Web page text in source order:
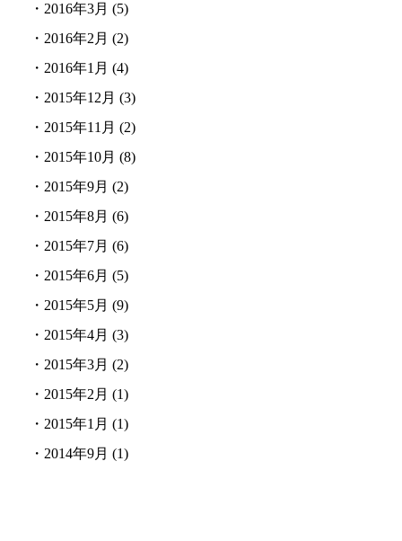
・ 2016年3月 (5)
・ 2016年2月 (2)
・ 2016年1月 (4)
・ 2015年12月 (3)
・ 2015年11月 (2)
・ 2015年10月 (8)
・ 2015年9月 (2)
・ 2015年8月 (6)
・ 2015年7月 (6)
・ 2015年6月 (5)
・ 2015年5月 (9)
・ 2015年4月 (3)
・ 2015年3月 (2)
・ 2015年2月 (1)
・ 2015年1月 (1)
・ 2014年9月 (1)